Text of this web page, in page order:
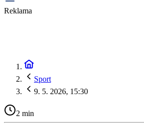
Reklama
Sport
9. 5. 2026, 15:30
2 min